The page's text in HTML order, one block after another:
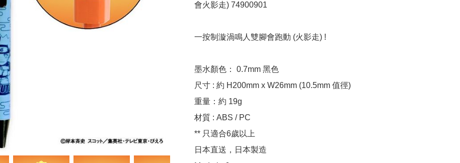
會火影走) 74900901
一按制漩渦鳴人雙腳會跑動 (火影走) !
墨水顏色： 0.7mm 黑色
尺寸 : 約 H200mm x W26mm (10.5mm 值徑)
重量：約 19g
材質 : ABS / PC
** 只適合6歲以上
日本直送，日本製造